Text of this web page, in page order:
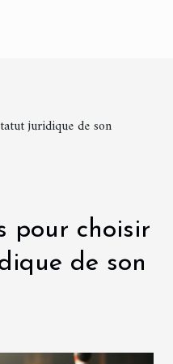
juridique de son
pour choisir
de son